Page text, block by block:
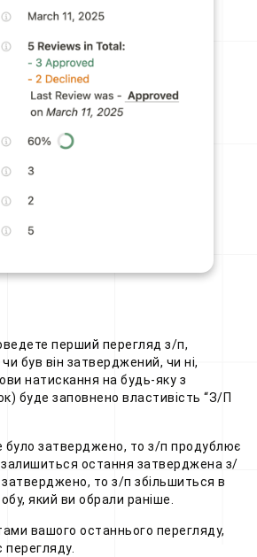
перший перегляд з/п,
був він затверджений, чи ні,
натискання на будь-яку з
буде заповнено властивість “З/П
було затверджено, то з/п продублює
залишиться остання затверджена з/
то з/п збільшиться в
який ви обрали раніше.
вашого останнього перегляду,
перегляду.